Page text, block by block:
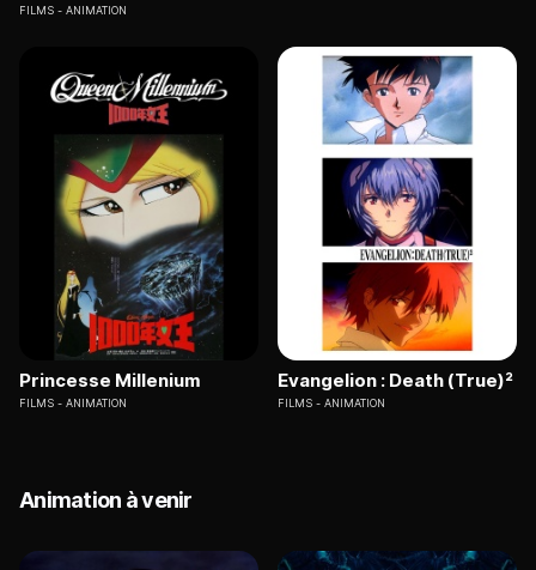
FILMS ANIMATION
Princesse Millenium
FILMS ANIMATION
Evangelion : Death (True)²
FILMS ANIMATION
Animation à venir